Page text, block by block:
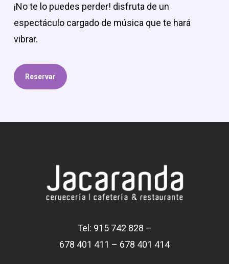
¡No te lo puedes perder! disfruta de un
espectáculo cargado de música que te hará
vibrar.
Reservar
Tel: 915 742 828 –
678 401 411 – 678 401 414